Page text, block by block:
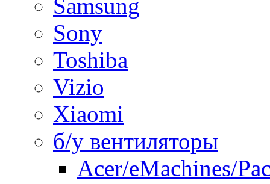
Samsung
Sony
Toshiba
Vizio
Xiaomi
б/у вентиляторы
Acer/eMachines/